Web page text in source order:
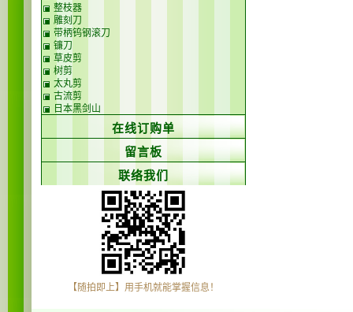
整枝器
雕刻刀
带柄钨钢滚刀
镰刀
草皮剪
树剪
太丸剪
古流剪
日本黑剑山
在线订购单
留言板
联络我们
【随拍即上】用手机就能掌握信息！